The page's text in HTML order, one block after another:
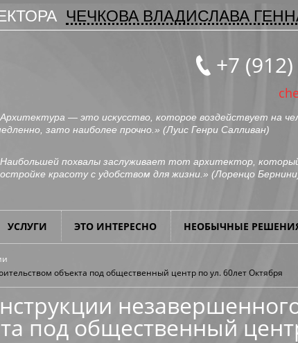
ЧЕЧКОВА ВЛАДИСЛАВА
+7
— это искусство, которое воздействует на
зато наиболее прочно.» (Луис Генри Салливан)
похвалы заслуживает тот архитектор,
красоту с удобством для жизни.» (Лоренцо Бернини
УСЛУГИ ЭТО ИНТЕРЕСНО НЕОБЫЧНЫЕ
объекта под общественный центр по ул. 60лет Октября
под общественный